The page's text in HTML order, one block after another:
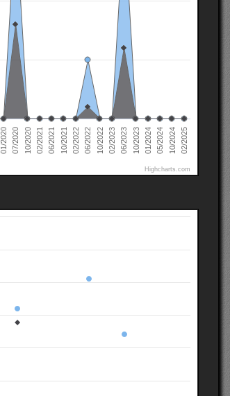
01/2020 07/2020 10/2020 02/2021 06/2021 10/2021 02/2022 06/2022 10/2022 02/2023 06/2023 10/2023 01/2024 05/2024 10/2024 02/2025
Highcharts.com